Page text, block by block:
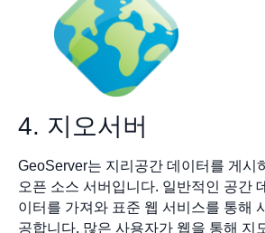
4. 지오서버
GeoServer는 지리공간 데이터를 게시
오픈 소스 서버입니다. 일반적인 공간
이터를 가져와 표준 웹 서비스를 통해
공합니다. 많은 사용자가 웹을 통해 지